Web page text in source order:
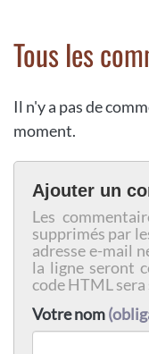
Tous les
Il n'y a pas de
moment.
Ajouter un
Les
supprimés par
adresse e-mail
la ligne seront
code HTML
Votre nom